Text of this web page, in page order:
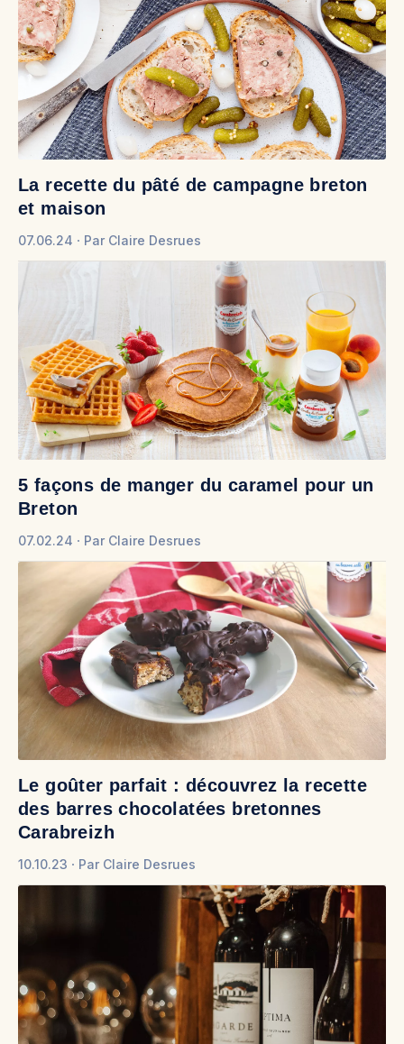
La recette du pâté de campagne breton
et maison
07.06.24 Par Claire Desrues
5 façons de manger du caramel pour un
Breton
07.02.24 Par Claire Desrues
Le goûter parfait : découvrez la recette
des barres chocolatées bretonnes
Carabreizh
10.10.23 Par Claire Desrues